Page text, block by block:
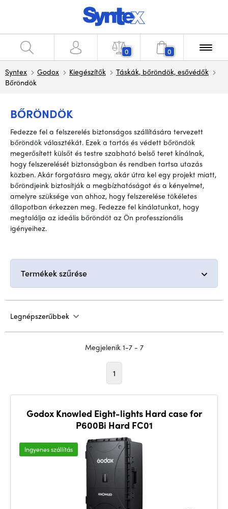
0 0
Syntex Godox Kiegészítők
Táskák, bőröndök, esővédők
Bőröndök
BŐRÖNDÖK
Fedezze fel a felszerelés biztonságos szállítására tervezett
bőröndök választékát. Ezek a tartós és védett bőröndök
megerősített külsőt és testre szabható belső teret kínálnak,
hogy felszerelését biztonságban és rendben tartsa utazás
közben. Akár forgatásra megy, akár útra kel egy projekt miatt,
bőröndjeink biztosítják a megbízhatóságot és a kényelmet,
amelyre szüksége van ahhoz, hogy felszerelése tökéletes
állapotban érkezzen meg. Fedezze fel kínálatunkat, hogy
megtalálja az ideális bőröndöt az Ön professzionális
igényeihez.
Termékek szűrése
Legnépszerűbbek
Megjelenik 1-7 - 7
1
Godox Knowled Eight-lights Hard case for
P600Bi Hard FC01
Ingyenes szállítás